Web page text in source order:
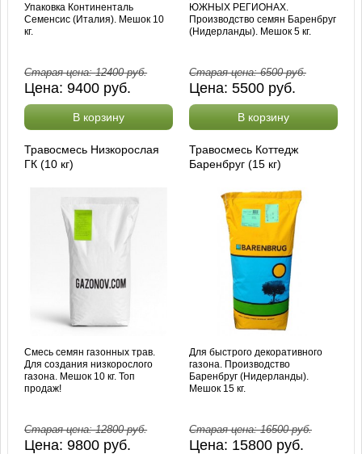
Упаковка Континенталь
Семенсис (Италия). Мешок 10
кг.
Старая цена:12400руб.
Цена:9400 руб.
В корзину
ЮЖНЫХ РЕГИОНАХ.
Производство семян Баренбруг
(Нидерланды). Мешок 5 кг.
Старая цена:6500руб.
Цена: 5500 руб.
В корзину
Травосмесь Низкорослая
ГК (10 кг)
Смесь семян газонных трав.
Для создания низкорослого
газона. Мешок 10 кг. Топ
продаж!
Старая цена:12800руб.
Цена:9800 руб.
Травосмесь Коттедж
Баренбруг (15 кг)
Для быстрого декоративного
газона. Производство
Баренбруг (Нидерланды).
Мешок 15 кг.
Старая цена:16500руб.
Цена: 15800 руб.